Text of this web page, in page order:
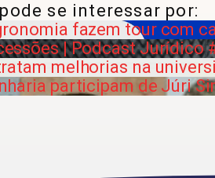
se interessar por:
fazem tour com
| Podcast Jurídico
tratam melhorias na
participam de Júri